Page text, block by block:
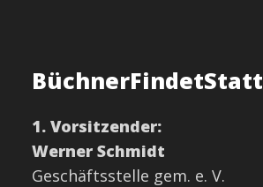
BüchnerFindetStatt
1. Vorsitzender:
Werner Schmidt
Geschäftsstelle gem. e. V.